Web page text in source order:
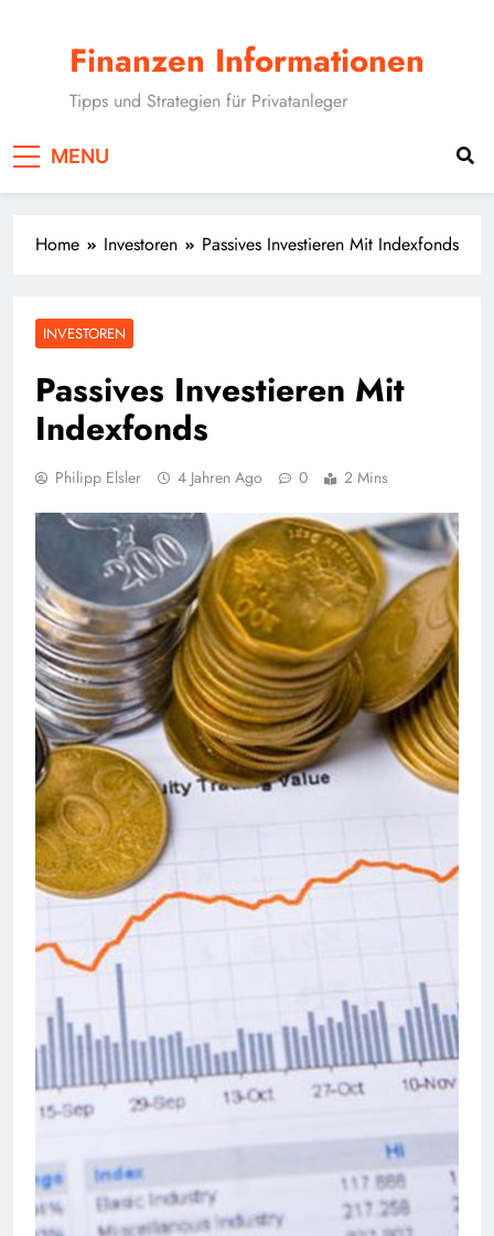
Finanzen Informationen
Tipps und Strategien für Privatanleger
MENU
Home Investoren Passives Investieren Mit Indexfonds
INVESTOREN
Passives Investieren Mit
Indexfonds
Philipp Elsler 4 Jahren Ago 0 2 Mins